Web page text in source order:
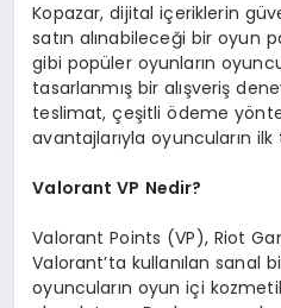
Kopazar, dijital içeriklerin
satın alınabileceği bir oyun
gibi popüler oyunların
tasarlanmış bir alışveriş
teslimat, çeşitli ödeme
avantajlarıyla oyuncuların ilk
Valorant VP Nedir?
Valorant Points (VP), Riot
Valorant’ta kullanılan sanal
oyuncuların oyun içi